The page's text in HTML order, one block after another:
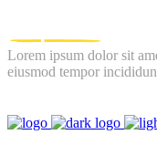
Lorem ipsum dolor sit
eiusmod tempor